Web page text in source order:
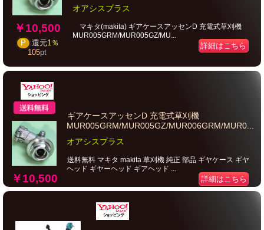
￥10,500
P 還元1％
105pt
オアシスプラス
マキタ(makita) ギアケースアッセンD 充電式草刈機
MUR005GRM/MUR005GZ/MU...
詳細はこちら
￥10,500
ギアケースアッセンD 充電式草刈機
MUR005GRM/MUR005GZ/MUR006GRM/MUR0...
オアシスプラス
送料無料 マキタ makita 草刈機 純正 部品 ギヤケース ギヤ
ヘッド ギヤーヘッド ギアヘッド ...
詳細はこちら